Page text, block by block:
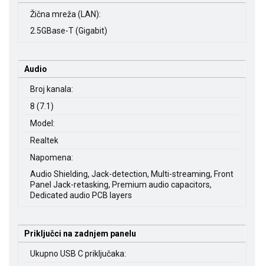
Žična mreža (LAN):
2.5GBase-T (Gigabit)
Audio
Broj kanala:
8 (7.1)
Model:
Realtek
Napomena:
Audio Shielding, Jack-detection, Multi-streaming, Front
Panel Jack-retasking, Premium audio capacitors,
Dedicated audio PCB layers
Priključci na zadnjem panelu
Ukupno USB C priključaka: